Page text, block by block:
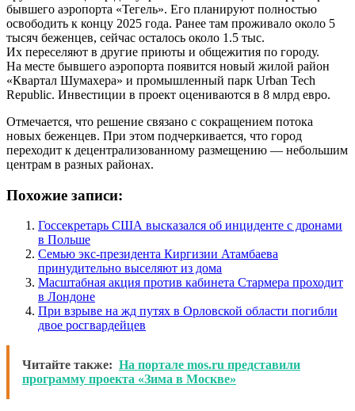
бывшего аэропорта «Тегель». Его планируют полностью
освободить к концу 2025 года. Ранее там проживало около 5
тысяч беженцев, сейчас осталось около 1.5 тыс.
Их переселяют в другие приюты и общежития по городу.
На месте бывшего аэропорта появится новый жилой район
«Квартал Шумахера» и промышленный парк Urban Tech
Republic. Инвестиции в проект оцениваются в 8 млрд евро.
Отмечается, что решение связано с сокращением потока
новых беженцев. При этом подчеркивается, что город
переходит к децентрализованному размещению — небольшим
центрам в разных районах.
Похожие записи:
Госсекретарь США высказался об инциденте с дронами
в Польше
Семью экс-президента Киргизии Атамбаева
принудительно выселяют из дома
Масштабная акция против кабинета Стармера проходит
в Лондоне
При взрыве на жд путях в Орловской области погибли
двое росгвардейцев
Читайте также: На портале mos.ru представили
программу проекта «Зима в Москве»